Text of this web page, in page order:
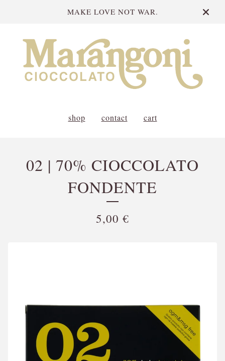
MAKE LOVE NOT WAR.
shop contact cart
02 | 70% CIOCCOLATO
FONDENTE
5,00 €